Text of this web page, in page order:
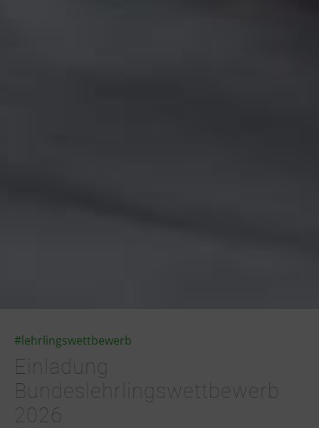
#lehrlingswettbewerb
Einladung
Bundeslehrlingswettbewerb
2026